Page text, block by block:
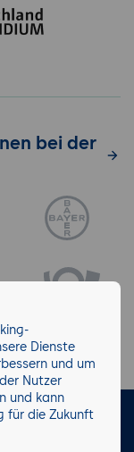
bei der
Dienste
und um
Nutzer
und kann
für die Zukunft